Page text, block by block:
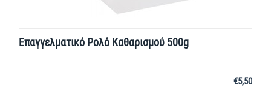
Επαγγελματικό Ρολό Καθαρισμού 500g
€5,50